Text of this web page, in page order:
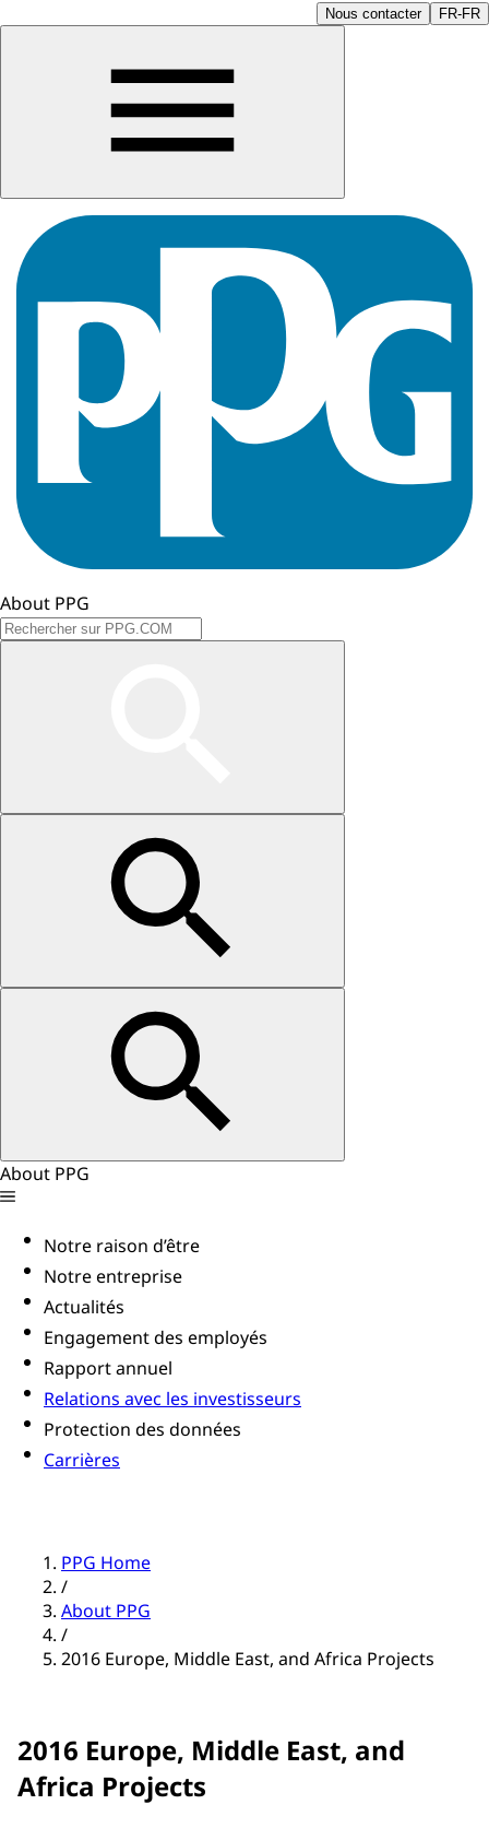
Nous contacter FR-FR
About PPG
About PPG
Notre raison d’être
Notre entreprise
Actualités
Engagement des employés
Rapport annuel
Relations avec les investisseurs
Protection des données
Carrières
PPG Home
/
About PPG
/
2016 Europe, Middle East, and Africa Projects
2016 Europe, Middle East, and
Africa Projects